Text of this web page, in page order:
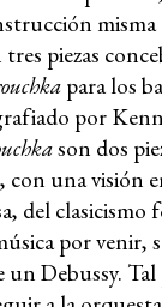
misma
piezas
para los
por
son dos
con una visión
del clasicismo
por venir,
un Debussy.